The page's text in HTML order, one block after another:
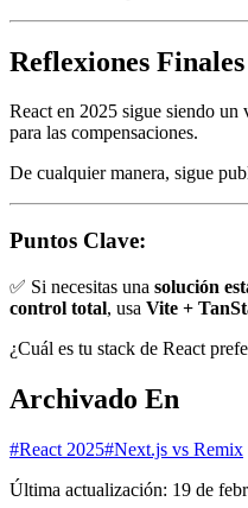
Reflexiones Finales
React en 2025 sigue siendo un
para las compensaciones.
De cualquier manera, sigue
Puntos Clave:
✅ Si necesitas una solución
control total, usa Vite +
¿Cuál es tu stack de React
Archivado En
#React 2025#Next.js vs Remix
Última actualización: 19 de